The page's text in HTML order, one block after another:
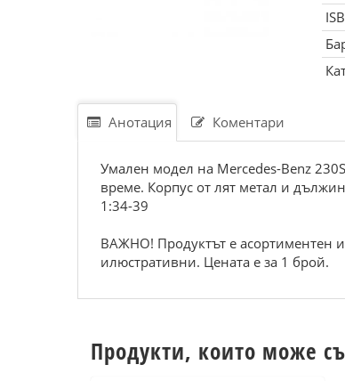
Анотация Коментари
Умален модел на Mercedes-Benz
време. Корпус от лят метал и
1:34-39
ВАЖНО! Продуктът е асортиментен
илюстративни. Цената е за 1 брой.
Продукти, които може